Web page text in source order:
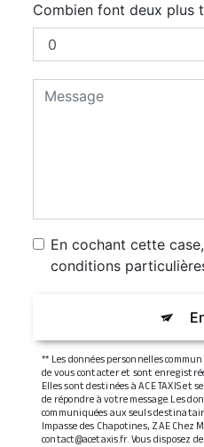
Combien font deux plus
En cochant cette
conditions
** Les données personnelles
de vous contacter et sont
Elles sont destinées à ACE TAXIS
de répondre à votre message. Les
communiquées aux seuls
Impasse des Chapotines, ZAE Chez
contact@acetaxis.fr. Vous disposez